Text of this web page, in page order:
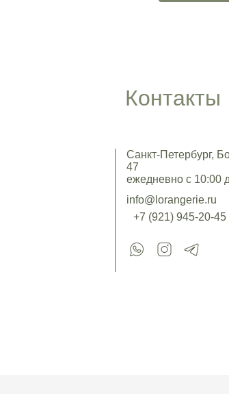
info@lorangerie.ru
+7 (921) 945-20-45
Контакты
Санкт-Петербург,
47
ежедневно с 10:00